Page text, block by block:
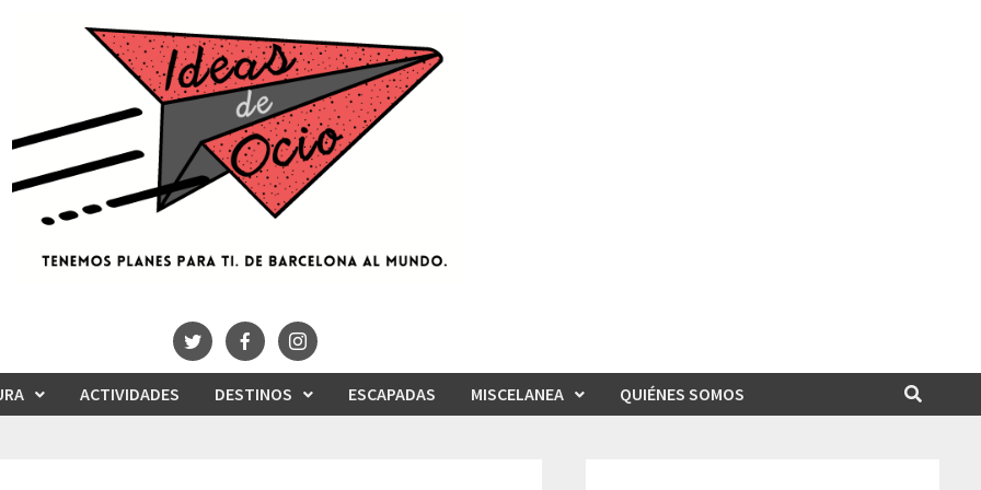
ACTIVIDADES DESTINOS ESCAPADAS MISCELANEA QUIÉNES SOMOS